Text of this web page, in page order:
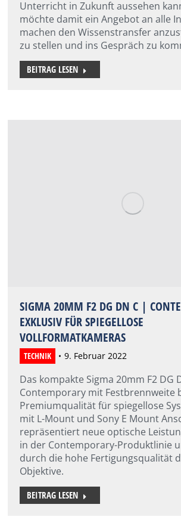
Unterricht in Zukunft aussehen
möchte damit ein Angebot an alle
machen den Wissenstransfer
zu stellen und ins Gespräch zu
BEITRAG LESEN
SIGMA 20MM F2 DG DN C |
EXKLUSIV FÜR SPIEGELLOSE
VOLLFORMATKAMERAS
TECHNIK 9. Februar 2022
Das kompakte Sigma 20mm F2 DG
Contemporary mit Festbrennweite
Premiumqualität für spiegellose
mit L-Mount und Sony E Mount
repräsentiert neue optische
in der Contemporary-Produktlinie
durch die hohe Fertigungsqualität
Objektive.
BEITRAG LESEN